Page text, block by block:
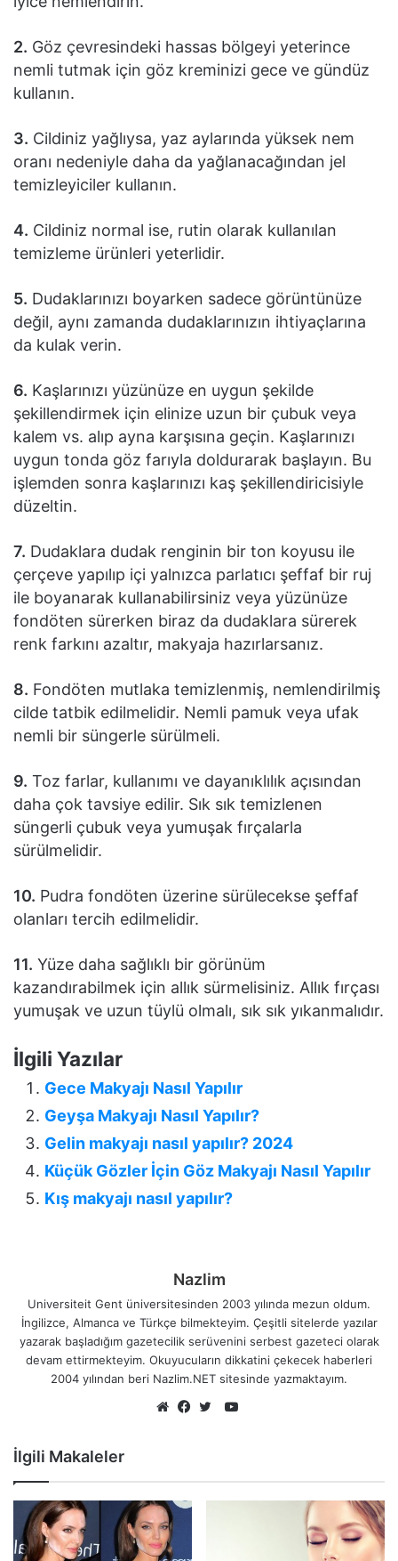
2. Göz çevresindeki hassas bölgeyi yeterince
nemli tutmak için göz kreminizi gece ve gündüz
kullanın.
3. Cildiniz yağlıysa, yaz aylarında yüksek nem
oranı nedeniyle daha da yağlanacağından jel
temizleyiciler kullanın.
4. Cildiniz normal ise, rutin olarak kullanılan
temizleme ürünleri yeterlidir.
5. Dudaklarınızı boyarken sadece görüntünüze
değil, aynı zamanda dudaklarınızın ihtiyaçlarına
da kulak verin.
6. Kaşlarınızı yüzünüze en uygun şekilde
şekillendirmek için elinize uzun bir çubuk veya
kalem vs. alıp ayna karşısına geçin. Kaşlarınızı
uygun tonda göz farıyla doldurarak başlayın. Bu
işlemden sonra kaşlarınızı kaş şekillendiricisiyle
düzeltin.
7. Dudaklara dudak renginin bir ton koyusu ile
çerçeve yapılıp içi yalnızca parlatıcı şeffaf bir ruj
ile boyanarak kullanabilirsiniz veya yüzünüze
fondöten sürerken biraz da dudaklara sürerek
renk farkını azaltır, makyaja hazırlarsanız.
8. Fondöten mutlaka temizlenmiş, nemlendirilmiş
cilde tatbik edilmelidir. Nemli pamuk veya ufak
nemli bir süngerle sürülmeli.
9. Toz farlar, kullanımı ve dayanıklılık açısından
daha çok tavsiye edilir. Sık sık temizlenen
süngerli çubuk veya yumuşak fırçalarla
sürülmelidir.
10. Pudra fondöten üzerine sürülecekse şeffaf
olanları tercih edilmelidir.
11. Yüze daha sağlıklı bir görünüm
kazandırabilmek için allık sürmelisiniz. Allık fırçası
yumuşak ve uzun tüylü olmalı, sık sık yıkanmalıdır.
İlgili Yazılar
Gece Makyajı Nasıl Yapılır
Geyşa Makyajı Nasıl Yapılır?
Gelin makyajı nasıl yapılır? 2024
Küçük Gözler İçin Göz Makyajı Nasıl Yapılır
Kış makyajı nasıl yapılır?
Nazlim
Universiteit Gent üniversitesinden 2003 yılında mezun oldum.
İngilizce, Almanca ve Türkçe bilmekteyim. Çeşitli sitelerde yazılar
yazarak başladığım gazetecilik serüvenini serbest gazeteci olarak
devam ettirmekteyim. Okuyucuların dikkatini çekecek haberleri
2004 yılından beri Nazlim.NET sitesinde yazmaktayım.
YouTube
İlgili Makaleler